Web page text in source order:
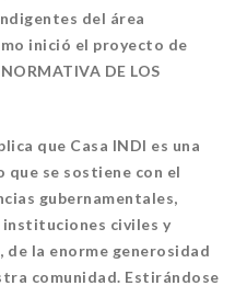
del área
inició el proyecto de
DE LOS
que Casa INDI es una
se sostiene con el
gubernamentales,
instituciones civiles y
la enorme generosidad
comunidad. Estirándose